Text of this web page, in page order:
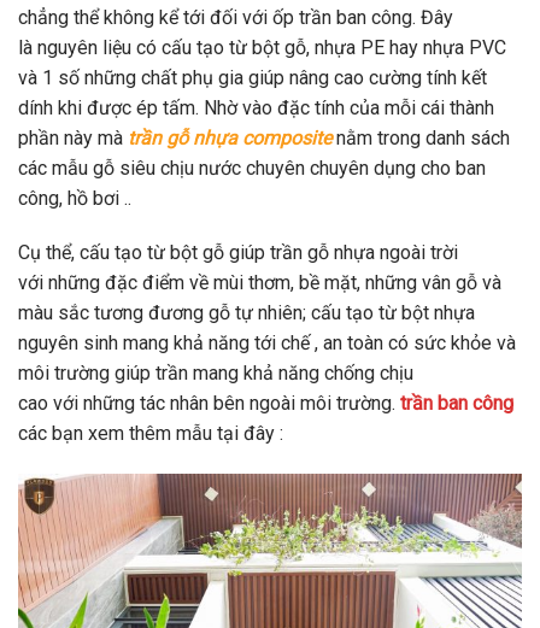
chẳng thể không kể tới đối với ốp trần ban công. Đây
là nguyên liệu có cấu tạo từ bột gỗ, nhựa PE hay nhựa PVC
và 1 số những chất phụ gia giúp nâng cao cường tính kết
dính khi được ép tấm. Nhờ vào đặc tính của mỗi cái thành
phần này mà trần gỗ nhựa composite nằm trong danh sách
các mẫu gỗ siêu chịu nước chuyên chuyên dụng cho ban
công, hồ bơi ..
Cụ thể, cấu tạo từ bột gỗ giúp trần gỗ nhựa ngoài trời
với những đặc điểm về mùi thơm, bề mặt, những vân gỗ và
màu sắc tương đương gỗ tự nhiên; cấu tạo từ bột nhựa
nguyên sinh mang khả năng tới chế , an toàn có sức khỏe và
môi trường giúp trần mang khả năng chống chịu
cao với những tác nhân bên ngoài môi trường. trần ban công
các bạn xem thêm mẫu tại đây :